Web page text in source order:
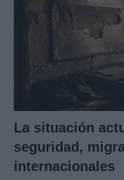
La situación
seguridad,
internacionales